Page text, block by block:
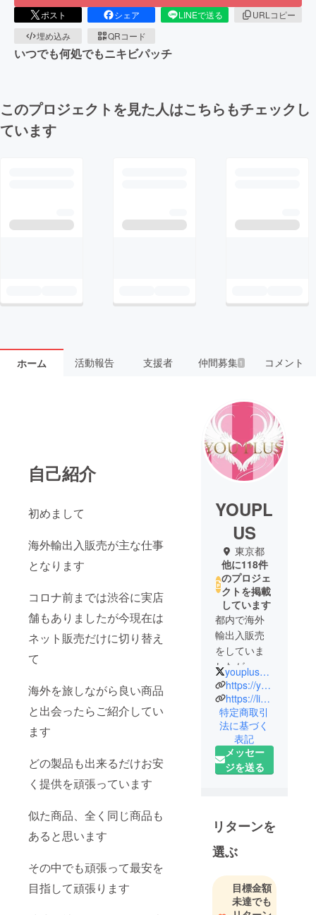
ポスト シェア LINEで送る
URLコピー
埋め込み
QRコード
いつでも何処でもニキビパッチ
このプロジェクトを見た人はこちらもチェックし
ています
ホーム 活動報告 支援者 仲間募集 1 コメント
自己紹介
初めまして
海外輸出入販売が主な仕事
となります
コロナ前までは渋谷に実店
舗もありましたが今現在は
ネット販売だけに切り替え
て
海外を旅しながら良い商品
と出会ったらご紹介してい
ます
どの製品も出来るだけお安
く提供を頑張っています
似た商品、全く同じ商品も
あると思います
その中でも頑張って最安を
目指して頑張ります
YOUPL
US
東京都
他に118件
のプロジェ
クトを掲載
しています
都内で海外
輸出入販売
をしていま
したが、コ
ロナ禍以降
はネットだ
けで運営を
しています
海外で良い
なと思った
商品などを
渉し、正規
代理店契
約、または
どをし、正
式に証明書
youplus_okayama
https://youplus-eu.myshopify.com
https://line.me/R/ti/p/@670arfti
特定商取引
法に基づく
表記
メッセー
ジを送る
リターンを
選ぶ
目標金額
未達でも